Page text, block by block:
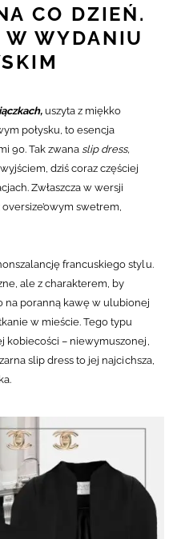
CO DZIEŃ.
WYDANIU
uszyta z miękko
połysku, to esencja
90. Tak zwana slip dress,
dziś coraz częściej
Zwłaszcza w wersji
swetrem,
francuskiego stylu.
ale z charakterem, by
na poranną kawę w ulubionej
w mieście.Tego typu
kobiecości – niewymuszonej,
slip dress to jej najcichsza,